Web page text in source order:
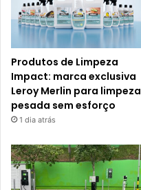
Produtos de Limpeza
Impact: marca exclusiva
Leroy Merlin para limpeza
pesada sem esforço
1 dia atrás